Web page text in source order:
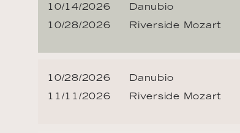
10/14/2026
10/28/2026
Danubio
Riverside Mozart
10/28/2026
11/11/2026
Danubio
Riverside Mozart